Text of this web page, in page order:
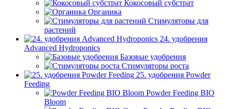
Кокосовый субстрат
Органика
Стимуляторы для
растений
24. удобрения
Advanced Hydroponics
Базовые удобрения
Стимуляторы роста
25. удобрения Powder
Feeding
Powder Feeding BIO
Bloom